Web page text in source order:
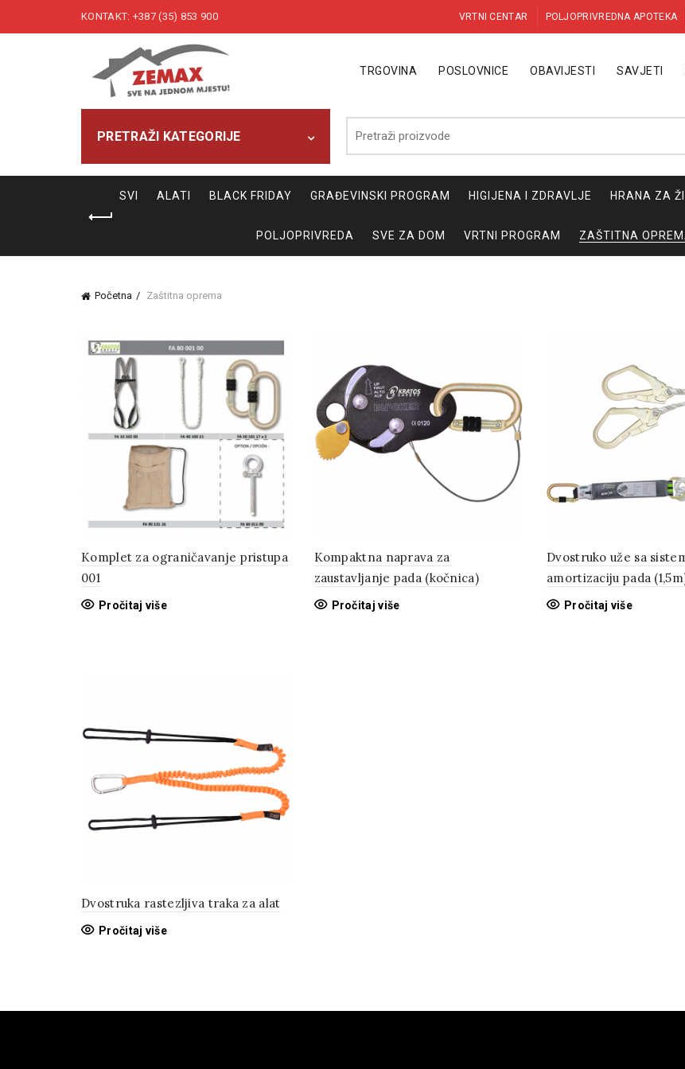
KONTAKT: +387 (35) 853 900 VRTNI CENTAR POLJOPRIVREDNA APOTEKA
TRGOVINA POSLOVNICE OBAVIJESTI SAVJETI
PRETRAŽI KATEGORIJE
SVI ALATI BLACK FRIDAY GRAĐEVINSKI PROGRAM HIGIJENA I ZDRAVLJE HRANA ZA
POLJOPRIVREDA SVE ZA DOM VRTNI PROGRAM ZAŠTITNA
Početna Zaštitna oprema
Komplet za ograničavanje pristupa
001
Pročitaj više
Kompaktna naprava za
zaustavljanje pada (kočnica)
Pročitaj više
Dvostruko uže sa
amortizaciju pada
Pročitaj više
Dvostruka rastezljiva traka za alat
Pročitaj više